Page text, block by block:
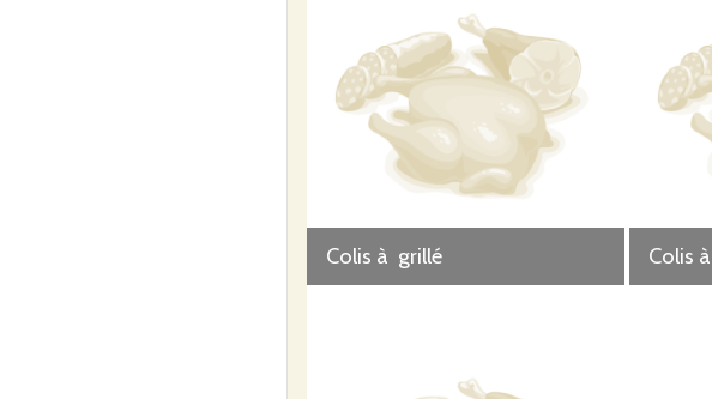
Nous fabriquons notre charcuterie à l'ancienne et sans aucun additifs ou
La particularité de notre ferme, et se sont nos clients les plus fidèle qui l'ont
Tous nos produits ont d’ailleurs cette particularité de griser un peu après leur
Colis à grillé Colis